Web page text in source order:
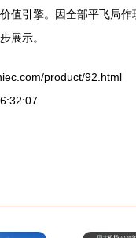
引擎。因全部平飞局
展示。
product/92.html